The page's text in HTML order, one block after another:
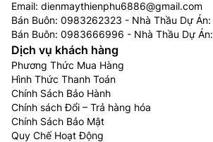
Email: dienmaythienphu6886@gmail.com
Bán Buôn: 0983262323 - Nhà Thầu Dự Án:
Bán Buôn: 0983666996 - Nhà Thầu Dự Án:
Dịch vụ khách hàng
Phương Thức Mua Hàng
Hình Thức Thanh Toán
Chính Sách Bảo Hành
Chính sách Đổi – Trả hàng hóa
Chính Sách Bảo Mật
Quy Chế Hoạt Động